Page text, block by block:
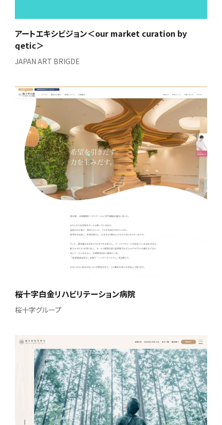
アートエキシビジョン＜our market curation by
qetic＞
JAPAN ART BRIGDE
桜十字白金リハビリテーション病院
桜十字グループ